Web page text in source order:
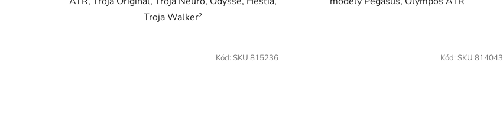
Troja Walker²
Kód:SKU 815236 Kód: SKU 814043